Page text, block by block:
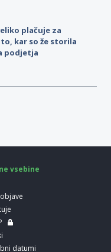
plačuje za
kar so že storila
podjetja
vsebine
datumi